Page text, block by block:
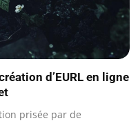
d’EURL en ligne
prisée par de